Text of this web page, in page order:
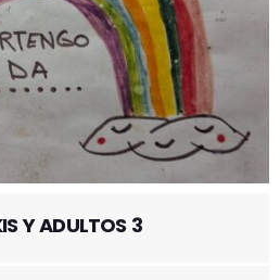
Y ADULTOS 3